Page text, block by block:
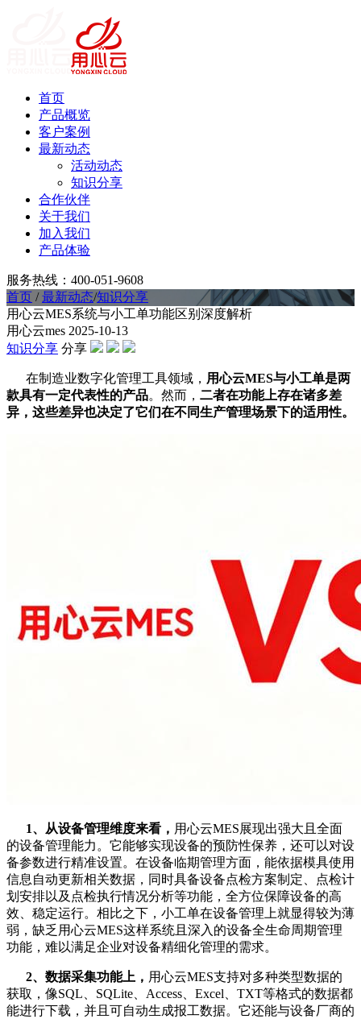
首页
产品概览
客户案例
最新动态
活动动态
知识分享
合作伙伴
关于我们
加入我们
产品体验
服务热线：400-051-9608
首页 /最新动态/知识分享
用心云MES系统与小工单功能区别深度解析
用心云mes 2025-10-13
知识分享 分享
在制造业数字化管理工具领域， 用心云MES与小工单是两
款具有一定代表性的产品。然而， 二者在功能上存在诸多差
异，这些差异也决定了它们在不同生产管理场景下的适用性。
1、从设备管理维度来看， 用心云MES展现出强大且全面
的设备管理能力。它能够实现设备的预防性保养，还可以对设
备参数进行精准设置。在设备临期管理方面，能依据模具使用
信息自动更新相关数据，同时具备设备点检方案制定、点检计
划安排以及点检执行情况分析等功能，全方位保障设备的高
效、稳定运行。相比之下，小工单在设备管理上就显得较为薄
弱，缺乏用心云MES这样系统且深入的设备全生命周期管理
功能，难以满足企业对设备精细化管理的需求。
2、 数据采集功能上， 用心云MES支持对多种类型数据的
获取，像SQL、SQLite、Access、Excel、TXT等格式的数据都
能进行下载，并且可自动生成报工数据。它还能与设备厂商的